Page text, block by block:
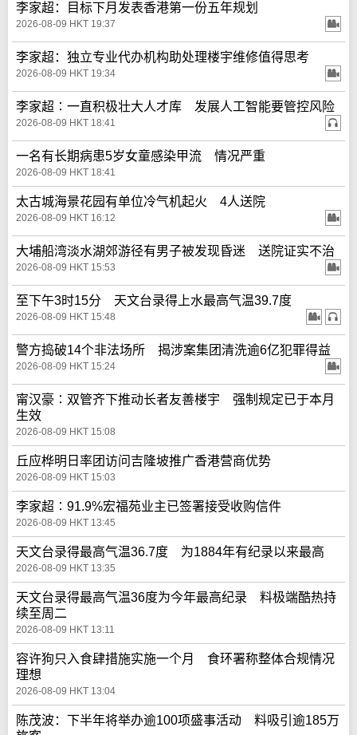
李家超：目标下月发表香港第一份五年规划
2026-08-09 HKT 19:37
李家超：独立专业代办机构助处理楼宇维修值得思考
2026-08-09 HKT 19:34
李家超∶一直积极壮大人才库 发展人工智能要管控风险
2026-08-09 HKT 18:41
一名有长期病患5岁女童感染甲流 情况严重
2026-08-09 HKT 18:41
太古城海景花园有单位冷气机起火 4人送院
2026-08-09 HKT 16:12
大埔船湾淡水湖郊游径有男子被发现昏迷 送院证实不治
2026-08-09 HKT 15:53
至下午3时15分 天文台录得上水最高气温39.7度
2026-08-09 HKT 15:48
警方捣破14个非法场所 揭涉案集团清洗逾6亿犯罪得益
2026-08-09 HKT 15:24
甯汉豪∶双管齐下推动长者友善楼宇 强制规定已于本月
生效
2026-08-09 HKT 15:08
丘应桦明日率团访问吉隆坡推广香港营商优势
2026-08-09 HKT 15:03
李家超∶91.9%宏福苑业主已签署接受收购信件
2026-08-09 HKT 13:45
天文台录得最高气温36.7度 为1884年有纪录以来最高
2026-08-09 HKT 13:35
天文台录得最高气温36度为今年最高纪录 料极端酷热持
续至周二
2026-08-09 HKT 13:11
容许狗只入食肆措施实施一个月 食环署称整体合规情况
理想
2026-08-09 HKT 13:04
陈茂波：下半年将举办逾100项盛事活动 料吸引逾185万